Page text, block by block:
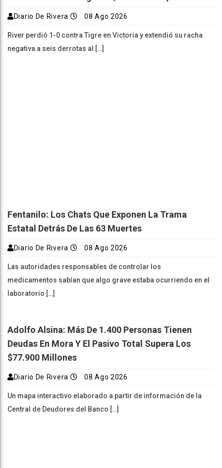
Diario De Rivera 08 Ago 2026
River perdió 1-0 contra Tigre en Victoria y extendió su racha
negativa a seis derrotas al […]
Fentanilo: Los Chats Que Exponen La Trama
Estatal Detrás De Las 63 Muertes
Diario De Rivera 08 Ago 2026
Las autoridades responsables de controlar los
medicamentos sabían que algo grave estaba ocurriendo en el
laboratorio […]
Adolfo Alsina: Más De 1.400 Personas Tienen
Deudas En Mora Y El Pasivo Total Supera Los
$77.900 Millones
Diario De Rivera 08 Ago 2026
Un mapa interactivo elaborado a partir de información de la
Central de Deudores del Banco […]